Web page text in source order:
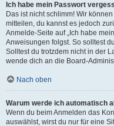
Ich habe mein Passwort
Das ist nicht schlimm! Wir
mitteilen, du kannst es jedoch
Anmelde-Seite auf „Ich habe
Anweisungen folgst. So solltest
Solltest du trotzdem nicht in der
wende dich an die Board-
Nach oben
Warum werde ich automatisch
Wenn du beim Anmelden das
auswählst, wirst du nur für eine